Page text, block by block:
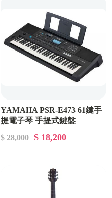
YAMAHA PSR-E473 61鍵手
提電子琴 手提式鍵盤
$ 28,000
$ 18,200